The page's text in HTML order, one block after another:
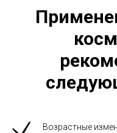
Возрастные